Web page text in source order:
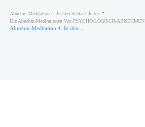
Abnehm-Meditation 4: In Den Schlaf Gleiten
Die Abnehm-Meditationen Von PSYCHO-LOGISCH-ABNEHMEN